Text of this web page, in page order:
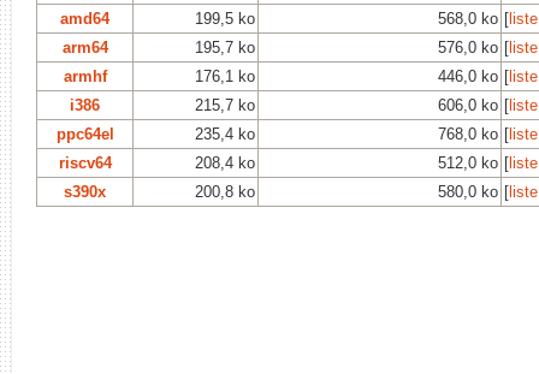
amd64
199,5 ko 568,0 ko [
arm64
195,7 ko 576,0 ko [
armhf
176,1 ko 446,0 ko [
i386
215,7 ko 606,0 ko [
ppc64el
235,4 ko 768,0 ko [
riscv64
208,4 ko 512,0 ko [
s390x
200,8 ko 580,0 ko [